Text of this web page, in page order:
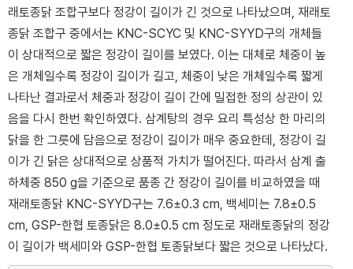
래토종닭 조합구보다 정강이 길이가 긴 것으로 나타났으며, 재래토
종닭 조합구 중에서는 KNC-SCYC 및 KNC-SYYD구의 개체들
이 상대적으로 짧은 정강이 길이를 보였다. 이는 대체로 체중이 높
은 개체일수록 정강이 길이가 길고, 체중이 낮은 개체일수록 짧게
나타난 결과로서 체중과 정강이 길이 간에 밀접한 정의 상관이 있
음을 다시 한번 확인하였다. 삼계탕의 경우 요리 특성상 한 마리의
닭을 한 그릇에 담음으로 정강이 길이가 매우 중요한데, 정강이 길
이가 긴 닭은 상대적으로 상품적 가치가 떨어진다. 따라서 삼계 출
하체중 850 g을 기준으로 품종 간 정강이 길이를 비교하였을 때
재래토종닭 KNC-SYYD구는 7.6±0.3 cm, 백세미는 7.8±0.5
cm, GSP-한협 토종닭은 8.0±0.5 cm 정도로 재래토종닭의 정강
이 길이가 백세미와 GSP-한협 토종닭보다 짧은 것으로 나타났다.